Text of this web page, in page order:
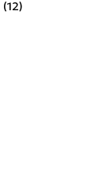
(12)